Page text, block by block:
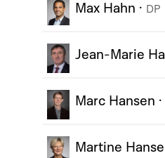
Max Hahn · DP
Jean-Marie
Marc Hansen ·
Martine